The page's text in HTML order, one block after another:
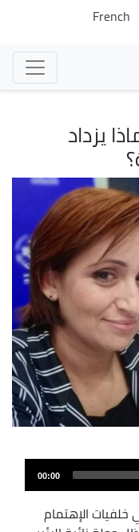
French
يزداد
00:00
خلفيات الإهتمام